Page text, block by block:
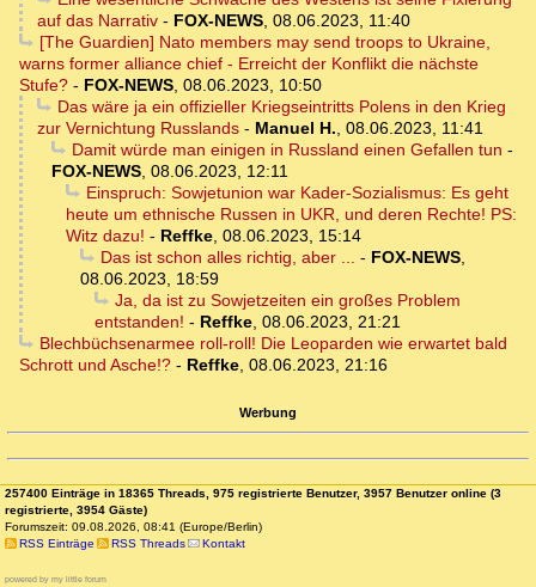
auf das Narrativ - FOX-NEWS, 08.06.2023, 11:40
[The Guardien] Nato members may send troops to Ukraine,
warns former alliance chief - Erreicht der Konflikt die nächste
Stufe? - FOX-NEWS, 08.06.2023, 10:50
Das wäre ja ein offizieller Kriegseintritts Polens in den Krieg
zur Vernichtung Russlands - Manuel H., 08.06.2023, 11:41
Damit würde man einigen in Russland einen Gefallen tun -
FOX-NEWS, 08.06.2023, 12:11
Einspruch: Sowjetunion war Kader-Sozialismus: Es geht
heute um ethnische Russen in UKR, und deren Rechte! PS:
Witz dazu! - Reffke, 08.06.2023, 15:14
Das ist schon alles richtig, aber ... - FOX-NEWS,
08.06.2023, 18:59
Ja, da ist zu Sowjetzeiten ein großes Problem
entstanden! - Reffke, 08.06.2023, 21:21
Blechbüchsenarmee roll-roll! Die Leoparden wie erwartet bald
Schrott und Asche!? - Reffke, 08.06.2023, 21:16
Werbung
257400 Einträge in 18365 Threads, 975 registrierte Benutzer, 3957 Benutzer online (3
registrierte, 3954 Gäste)
Forumszeit: 09.08.2026, 08:41 (Europe/Berlin)
RSS Einträge
RSS Threads Kontakt
powered by my little forum